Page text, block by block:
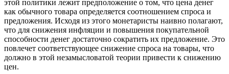
этой политики лежит предположение о том, что цена денег
как обычного товара определяется соотношением спроса и
предложения. Исходя из этого монетаристы наивно полагают,
что для снижения инфляции и повышения покупательной
способности денег достаточно сократить их предложение. Это
повлечет соответствующее снижение спроса на товары, что
должно в этой незамысловатой теории привести к снижению
цен.